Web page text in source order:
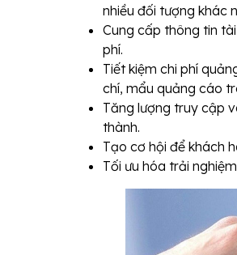
nhiều đối tượng khác
Cung cấp thông tin
phí.
Tiết kiệm chi phí
chí, mẩu quảng cáo
Tăng lượng truy cập
thành.
Tạo cơ hội để khách
Tối ưu hóa trải